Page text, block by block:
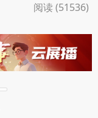
阅读 (51536)